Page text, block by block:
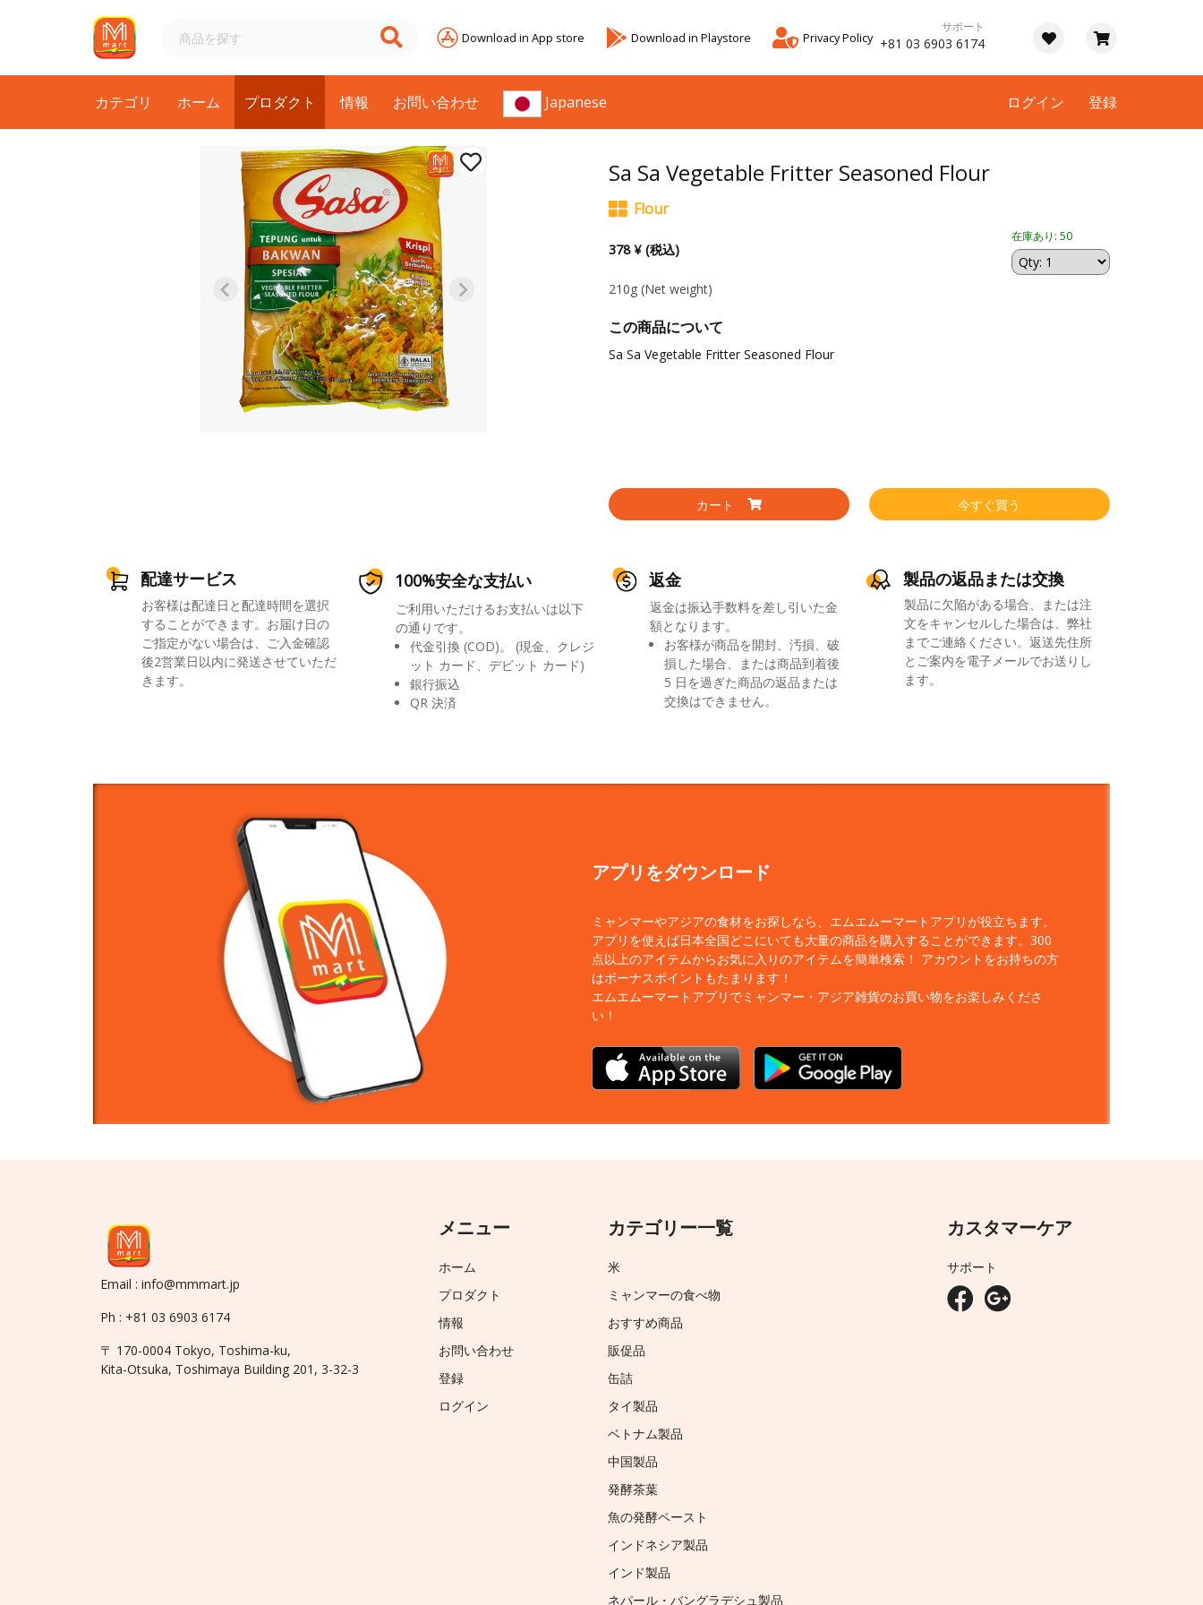
Download in App store Download in Playstore Privacy Policy
サポート
+81 03 6903 6174
カテゴリ ホーム プロダクト 情報 お問い合わせ Japanese ログイン 登録
Sa Sa Vegetable Fritter Seasoned Flour
Flour
378 ¥ (税込)
在庫あり: 50
210g (Net weight)
この商品について
Sa Sa Vegetable Fritter Seasoned Flour
カート 今すぐ買う
配達サービス
お客様は配達日と配達時間を選択
することができます。お届け日の
ご指定がない場合は、ご入金確認
後2営業日以内に発送させていただ
きます。
100%安全な支払い
ご利用いただけるお支払いは以下
の通りです。
代金引換 (COD)。 (現金、クレジ
ット カード、デビット カード)
銀行振込
QR 決済
返金
返金は振込手数料を差し引いた金
額となります。
お客様が商品を開封、汚損、破
損した場合、または商品到着後
5 日を過ぎた商品の返品または
交換はできません。
製品の返品または交換
製品に欠陥がある場合、または注
文をキャンセルした場合は、弊社
までご連絡ください。返送先住所
とご案内を電子メールでお送りし
ます。
アプリをダウンロード
ミャンマーやアジアの食材をお探しなら、エムエムーマートアプリが役立ちます。
アプリを使えば日本全国どこにいても大量の商品を購入することができます。300
点以上のアイテムからお気に入りのアイテムを簡単検索！ アカウントをお持ちの方
はボーナスポイントもたまります！
エムエムーマートアプリでミャンマー・アジア雑貨のお買い物をお楽しみくださ
い！
Email : info@mmmart.jp
Ph : +81 03 6903 6174
〒 170-0004 Tokyo, Toshima-ku,
Kita-Otsuka, Toshimaya Building 201, 3-32-3
メニュー
ホーム
プロダクト
情報
お問い合わせ
登録
ログイン
カテゴリー一覧
米
ミャンマーの食べ物
おすすめ商品
販促品
缶詰
タイ製品
ベトナム製品
中国製品
発酵茶葉
魚の発酵ペースト
インドネシア製品
インド製品
ネパール・バングラデシュ製品
カスタマーケア
サポート